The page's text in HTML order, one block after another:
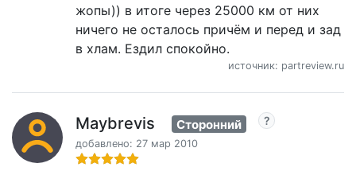
жопы)) в итоге через 25000 км от них
ничего не осталось причём и перед и зад
в хлам. Ездил спокойно.
источник: partreview.ru
Maybrevis Сторонний
добавлено: 27 мар 2010